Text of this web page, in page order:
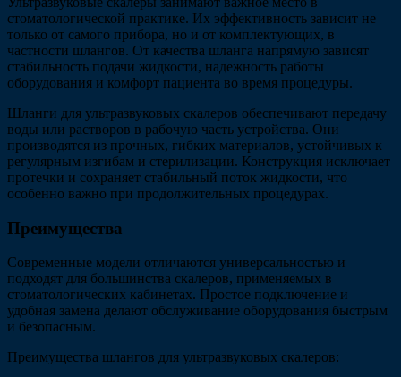
стоматологической практике. Их эффективность зависит не
только от самого прибора, но и от комплектующих, в
частности шлангов. От качества шланга напрямую зависят
стабильность подачи жидкости, надежность работы
оборудования и комфорт пациента во время процедуры.
Шланги для ультразвуковых скалеров обеспечивают передачу
воды или растворов в рабочую часть устройства. Они
производятся из прочных, гибких материалов, устойчивых к
регулярным изгибам и стерилизации. Конструкция исключает
протечки и сохраняет стабильный поток жидкости, что
особенно важно при продолжительных процедурах.
Преимущества
Современные модели отличаются универсальностью и
подходят для большинства скалеров, применяемых в
стоматологических кабинетах. Простое подключение и
удобная замена делают обслуживание оборудования быстрым
и безопасным.
Преимущества шлангов для ультразвуковых скалеров: